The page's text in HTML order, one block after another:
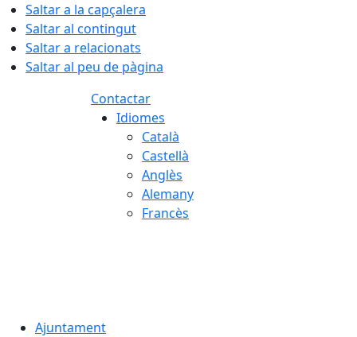
Saltar a la capçalera
Saltar al contingut
Saltar a relacionats
Saltar al peu de pàgina
Contactar
Idiomes
Català
Castellà
Anglès
Alemany
Francès
Ajuntament